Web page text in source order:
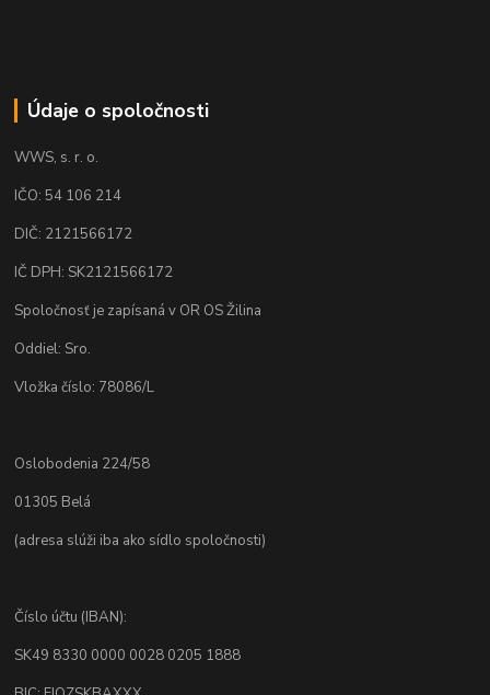
Údaje o spoločnosti
WWS, s. r. o.
IČO: 54 106 214
DIČ: 2121566172
IČ DPH: SK2121566172
Spoločnosť je zapísaná v OR OS Žilina
Oddiel: Sro.
Vložka číslo: 78086/L
Oslobodenia 224/58
01305 Belá
(adresa slúži iba ako sídlo spoločnosti)
Číslo účtu (IBAN):
SK49 8330 0000 0028 0205 1888